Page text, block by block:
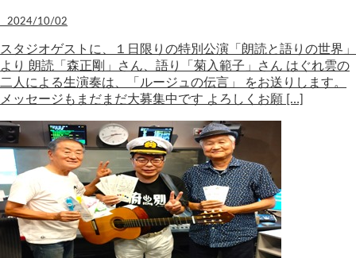
2024/10/02
スタジオゲストに、１日限りの特別公演「朗読と語りの世界」
より 朗読「森正剛」さん、語り「菊入範子」さん はぐれ雲の
二人による生演奏は、「ルージュの伝言」 をお送りします。
メッセージもまだまだ大募集中です よろしくお願 […]